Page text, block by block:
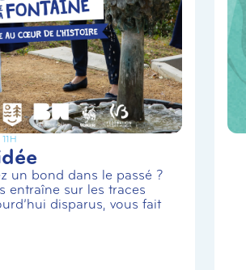
un bond dans le passé ?
entraîne sur les traces
disparus, vous fait